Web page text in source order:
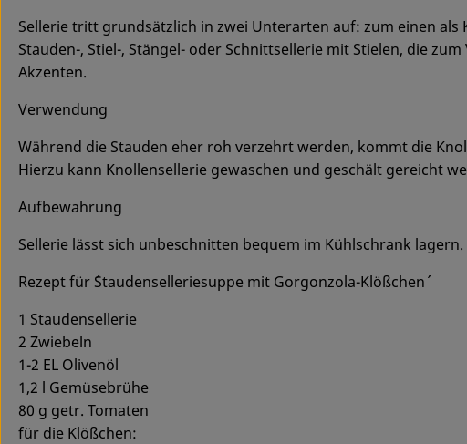
Sellerie tritt grundsätzlich in zwei Unterarten auf: zum einen
Stauden-, Stiel-, Stängel- oder Schnittsellerie mit Stielen, die
Akzenten.
Verwendung
Während die Stauden eher roh verzehrt werden, kommt die
Hierzu kann Knollensellerie gewaschen und geschält gereicht
Aufbewahrung
Sellerie lässt sich unbeschnitten bequem im Kühlschrank
Rezept für ´Staudenselleriesuppe mit Gorgonzola-Klößchen´
1 Staudensellerie
2 Zwiebeln
1-2 EL Olivenöl
1,2 l Gemüsebrühe
80 g getr. Tomaten
für die Klößchen: